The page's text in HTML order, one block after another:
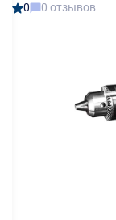
0 0 отзывов